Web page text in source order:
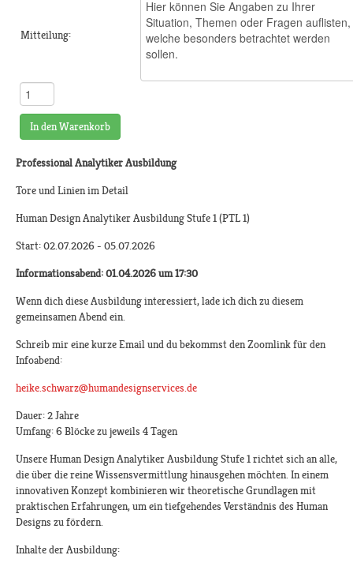
Mitteilung:
In den Warenkorb
Professional Analytiker Ausbildung
Tore und Linien im Detail
Human Design Analytiker Ausbildung Stufe 1 (PTL 1)
Start: 02.07.2026 - 05.07.2026
Informationsabend: 01.04.2026 um 17:30
Wenn dich diese Ausbildung interessiert, lade ich dich zu diesem
gemeinsamen Abend ein.
Schreib mir eine kurze Email und du bekommst den Zoomlink für den
Infoabend:
heike.schwarz@humandesignservices.de
Dauer: 2 Jahre
Umfang: 6 Blöcke zu jeweils 4 Tagen
Unsere Human Design Analytiker Ausbildung Stufe 1 richtet sich an alle,
die über die reine Wissensvermittlung hinausgehen möchten. In einem
innovativen Konzept kombinieren wir theoretische Grundlagen mit
praktischen Erfahrungen, um ein tiefgehendes Verständnis des Human
Designs zu fördern.
Inhalte der Ausbildung:​